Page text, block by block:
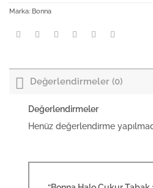
Marka: Bonna
Değerlendirmeler (0)
Değerlendirmeler
Henüz değerlendirme